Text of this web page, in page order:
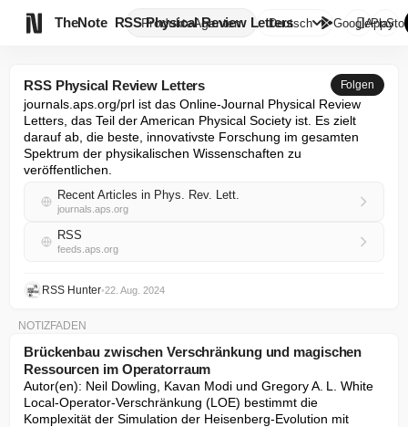
TheNote ProdukteAgenten
RSS Physical Review Letters
Deutsch GooglePlay

RSS Physical Review Letters Folgen
journals.aps.org/prl ist das Online-Journal Physical Review
Letters, das Teil der American Physical Society ist. Es zielt
darauf ab, die beste, innovativste Forschung im gesamten
Spektrum der physikalischen Wissenschaften zu
veröffentlichen.
Recent Articles in Phys. Rev. Lett.
journals.aps.org
RSS
feeds.aps.org
RSS Hunter•22. Aug. 2024
NOTIZFADEN
Brückenbau zwischen Verschränkung und magischen
Ressourcen im Operatorraum
Autor(en): Neil Dowling, Kavan Modi und Gregory A. L. White
Local-Operator-Verschränkung (LOE) bestimmt die
Komplexität der Simulation der Heisenberg-Evolution mit